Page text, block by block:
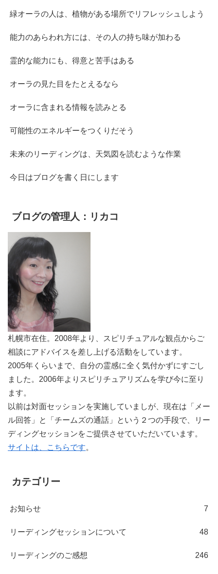
緑オーラの人は、植物がある場所でリフレッシュしよう
能力のあらわれ方には、その人の持ち味が加わる
霊的な能力にも、得意と苦手はある
オーラの見た目をたとえるなら
オーラに含まれる情報を読みとる
可能性のエネルギーをつくりだそう
未来のリーディングは、天気図を読むような作業
今日はブログを書く日にします
ブログの管理人：リカコ
札幌市在住。2008年より、スピリチュアルな観点からご
相談にアドバイスを差し上げる活動をしています。
2005年くらいまで、自分の霊感に全く気付かずにすごし
ました。2006年よりスピリチュアリズムを学び今に至り
ます。
以前は対面セッションを実施していましが、現在は「メー
ル回答」と「チームズの通話」という２つの手段で、リー
ディングセッションをご提供させていただいています。
サイトは、こちらです。
カテゴリー
お知らせ 7
リーディングセッションについて 48
リーディングのご感想 246